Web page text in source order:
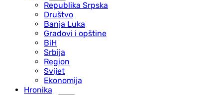
Republika Srpska
Društvo
Banja Luka
Gradovi i opštine
BiH
Srbija
Region
Svijet
Ekonomija
Hronika